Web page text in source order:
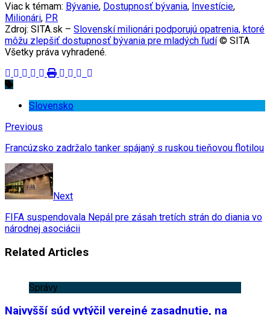
Viac k témam: Bývanie, Dostupnosť bývania, Investície,
Milionári, PR
Zdroj: SITA.sk – Slovenskí milionári podporujú opatrenia, ktoré
môžu zlepšiť dostupnosť bývania pre mladých ľudí© SITA
Všetky práva vyhradené.
Slovensko
Previous
Francúzsko zadržalo tanker spájaný s ruskou tieňovou flotilou
Next
FIFA suspendovala Nepál pre zásah tretích strán do diania vo
národnej asociácii
Related Articles
Správy
Najvyšší súd vytýčil verejné zasadnutie, na